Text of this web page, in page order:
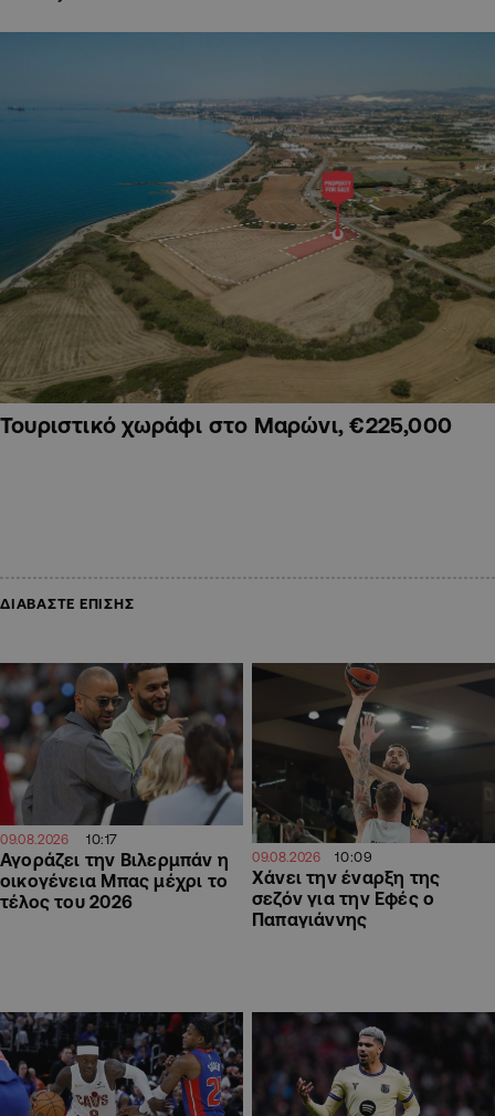
Τουριστικό χωράφι στο Μαρώνι, €225,000
ΔΙΑΒΑΣΤΕ ΕΠΙΣΗΣ
09.08.2026 10:17
Αγοράζει την Βιλερμπάν η
οικογένεια Μπας μέχρι το
τέλος του 2026
09.08.2026 10:09
Χάνει την έναρξη της
σεζόν για την Εφές ο
Παπαγιάννης